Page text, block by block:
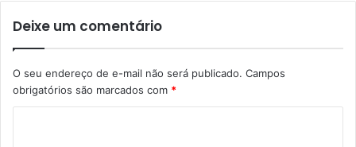
Deixe um comentário
O seu endereço de e-mail não será publicado. Campos
obrigatórios são marcados com *